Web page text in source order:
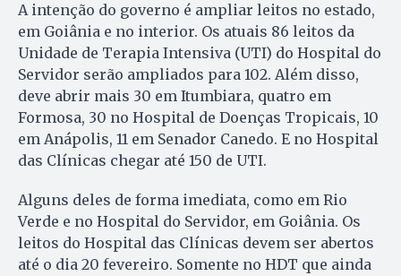
A intenção do governo é ampliar leitos no estado,
em Goiânia e no interior. Os atuais 86 leitos da
Unidade de Terapia Intensiva (UTI) do Hospital do
Servidor serão ampliados para 102. Além disso,
deve abrir mais 30 em Itumbiara, quatro em
Formosa, 30 no Hospital de Doenças Tropicais, 10
em Anápolis, 11 em Senador Canedo. E no Hospital
das Clínicas chegar até 150 de UTI.
Alguns deles de forma imediata, como em Rio
Verde e no Hospital do Servidor, em Goiânia. Os
leitos do Hospital das Clínicas devem ser abertos
até o dia 20 fevereiro. Somente no HDT que ainda